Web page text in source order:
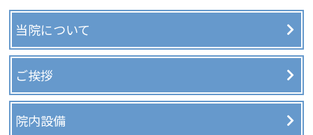
当院について
ご挨拶
院内設備